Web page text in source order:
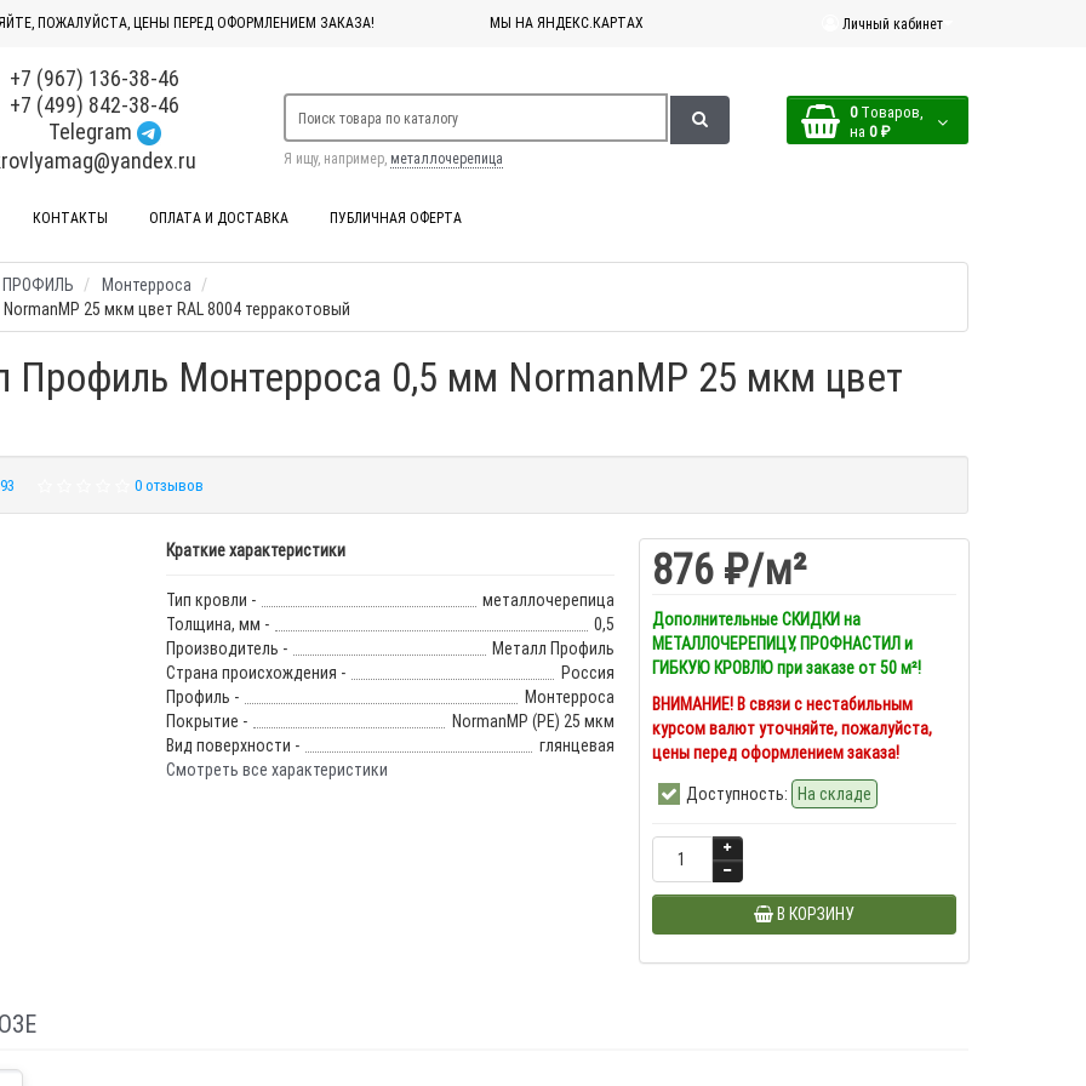
ПОЖАЛУЙСТА, ЦЕНЫ ПЕРЕД ОФОРМЛЕНИЕМ ЗАКАЗА! МЫ НА ЯНДЕКС.КАРТАХ Личный кабинет
+7 (967) 136-38-46
+7 (499) 842-38-46
Telegram
0 Tоваров,
на 0 ₽
Я ищу, например, металлочерепица
КОНТАКТЫ ОПЛАТА И ДОСТАВКА ПУБЛИЧНАЯ ОФЕРТА
ПРОФИЛЬ
Монтерроса
25 мкм цвет RAL 8004 терракотовый
Профиль Монтерроса 0,5 мм NormanMP 25 мкм цвет
0 отзывов
Краткие характеристики
Тип кровли -
металлочерепица
Толщина, мм -
0,5
Производитель -
Металл Профиль
Страна происхождения -
Россия
Профиль -
Монтерроса
Покрытие -
NormanMP (РЕ) 25 мкм
Вид поверхности -
глянцевая
Смотреть все характеристики
876 ₽/м²
Дополнительные СКИДКИ на
МЕТАЛЛОЧЕРЕПИЦУ, ПРОФНАСТИЛ и
ГИБКУЮ КРОВЛЮ при заказе от 50 м²!
ВНИМАНИЕ! В связи с нестабильным
курсом валют уточняйте, пожалуйста,
цены перед оформлением заказа!
Доступность: На складе
В КОРЗИНУ